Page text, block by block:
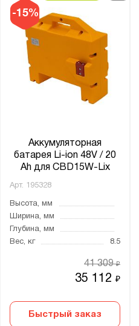
-15%
Аккумуляторная
батарея Li-ion 48V / 20
Ah для CBD15W-Lix
Арт. 195328
Высота, мм
Ширина, мм
Глубина, мм
Вес, кг
8.5
35 112₽
41 309₽
Быстрый заказ